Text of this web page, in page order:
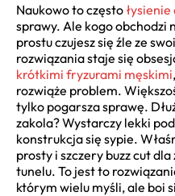
Naukowo to często
sprawy. Ale kogo obchodzi
prostu czujesz się źle ze
rozwiązania staje się
krótkimi fryzurami męskimi
rozwiąże problem.
tylko pogarsza sprawę.
zakola? Wystarczy lekki
konstrukcja się sypie.
prosty i szczery buzz cut
tunelu. To jest to
którym wielu myśli, ale boi